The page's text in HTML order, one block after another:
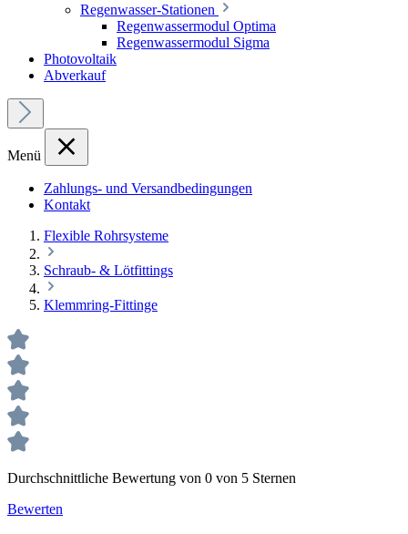
Regenwasser-Stationen
Regenwassermodul Optima
Regenwassermodul Sigma
Photovoltaik
Abverkauf
Menü
Zahlungs- und Versandbedingungen
Kontakt
Flexible Rohrsysteme
Schraub- & Lötfittings
Klemmring-Fittinge
Durchschnittliche Bewertung von 0 von 5 Sternen
Bewerten